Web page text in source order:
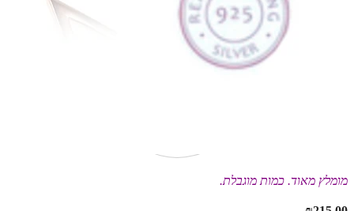
מומלץ מאוד. כמות מוגבלת.